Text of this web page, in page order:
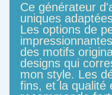
Ce générateur
uniques
Les options de
des motifs
designs qui
mon style. Les
fins, et la qualité